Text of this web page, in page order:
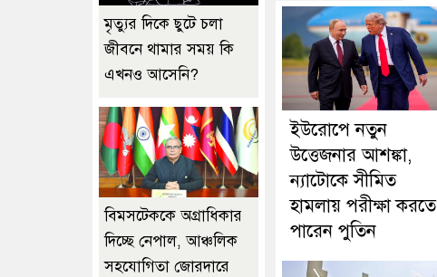
ইউরোপে নতুন
উত্তেজনার আশঙ্কা,
ন্যাটোকে সীমিত
হামলায় পরীক্ষা করতে
পারেন পুতিন
মৃত্যুর দিকে ছুটে চলা
জীবনে থামার সময় কি
এখনও আসেনি?
বিমসটেককে অগ্রাধিকার
দিচ্ছে নেপাল, আঞ্চলিক
সহযোগিতা জোরদারে